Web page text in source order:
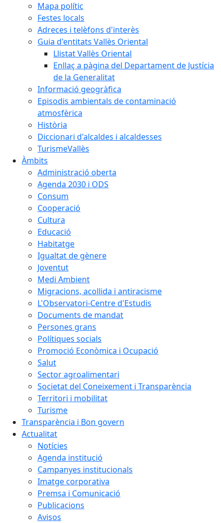
Mapa polític
Festes locals
Adreces i telèfons d'interès
Guia d'entitats Vallès Oriental
Llistat Vallès Oriental
Enllaç a pàgina del Departament de Justícia
de la Generalitat
Informació geogràfica
Episodis ambientals de contaminació
atmosfèrica
Història
Diccionari d'alcaldes i alcaldesses
TurismeVallès
Àmbits
Administració oberta
Agenda 2030 i ODS
Consum
Cooperació
Cultura
Educació
Habitatge
Igualtat de gènere
Joventut
Medi Ambient
Migracions, acollida i antiracisme
L'Observatori-Centre d'Estudis
Documents de mandat
Persones grans
Polítiques socials
Promoció Econòmica i Ocupació
Salut
Sector agroalimentari
Societat del Coneixement i Transparència
Territori i mobilitat
Turisme
Transparència i Bon govern
Actualitat
Notícies
Agenda institució
Campanyes institucionals
Imatge corporativa
Premsa i Comunicació
Publicacions
Avisos